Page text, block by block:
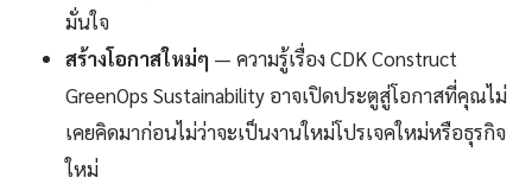
มั่นใจ
สร้างโอกาสใหม่ๆ — ความรู้เรื่อง CDK Construct
GreenOps Sustainability อาจเปิดประตูสู่โอกาสที่คุณไม่
เคยคิดมาก่อนไม่ว่าจะเป็นงานใหม่โปรเจคใหม่หรือธุรกิจ
ใหม่